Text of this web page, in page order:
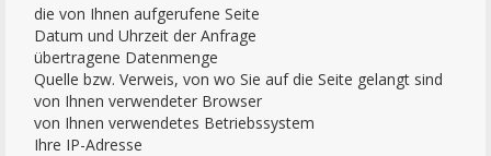
die von Ihnen aufgerufene Seite
Datum und Uhrzeit der Anfrage
übertragene Datenmenge
Quelle bzw. Verweis, von wo Sie auf die Seite gelangt sind
von Ihnen verwendeter Browser
von Ihnen verwendetes Betriebssystem
Ihre IP-Adresse